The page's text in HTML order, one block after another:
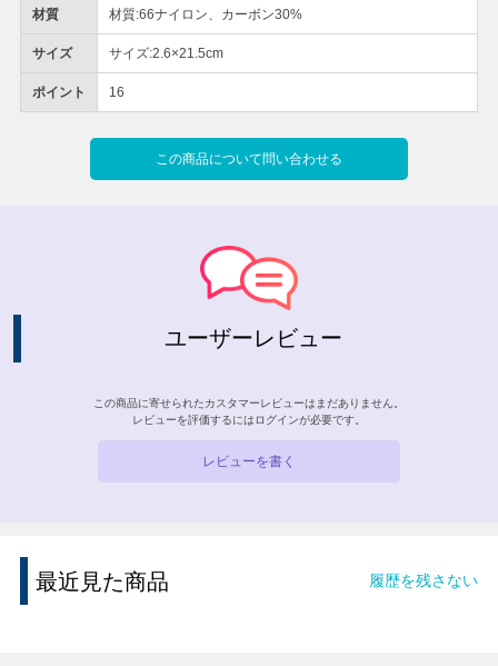
材質 材質:66ナイロン、カーボン30%
サイズ サイズ:2.6×21.5cm
ポイント 16
この商品について問い合わせる
ユーザーレビュー
この商品に寄せられたカスタマーレビューはまだありません。
レビューを評価するには ログインが必要です。
レビューを書く
最近見た商品 履歴を残さない